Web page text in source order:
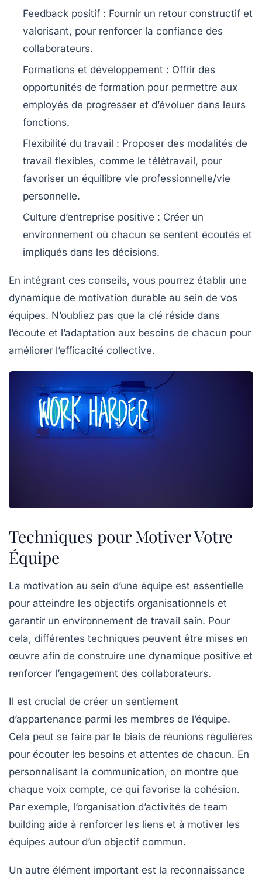
Feedback positif : Fournir un retour constructif et
valorisant, pour renforcer la confiance des
collaborateurs.
Formations et développement : Offrir des
opportunités de formation pour permettre aux
employés de progresser et d’évoluer dans leurs
fonctions.
Flexibilité du travail : Proposer des modalités de
travail flexibles, comme le télétravail, pour
favoriser un équilibre vie professionnelle/vie
personnelle.
Culture d’entreprise positive : Créer un
environnement où chacun se sentent écoutés et
impliqués dans les décisions.
En intégrant ces conseils, vous pourrez établir une
dynamique de motivation durable au sein de vos
équipes. N’oubliez pas que la clé réside dans
l’écoute et l’adaptation aux besoins de chacun pour
améliorer l’efficacité collective.
Techniques pour Motiver Votre
Équipe
La motivation au sein d’une équipe est essentielle
pour atteindre les objectifs organisationnels et
garantir un environnement de travail sain. Pour
cela, différentes techniques peuvent être mises en
œuvre afin de construire une dynamique positive et
renforcer l’engagement des collaborateurs.
Il est crucial de créer un sentiement
d’appartenance parmi les membres de l’équipe.
Cela peut se faire par le biais de réunions régulières
pour écouter les besoins et attentes de chacun. En
personnalisant la communication, on montre que
chaque voix compte, ce qui favorise la cohésion.
Par exemple, l’organisation d’activités de team
building aide à renforcer les liens et à motiver les
équipes autour d’un objectif commun.
Un autre élément important est la reconnaissance